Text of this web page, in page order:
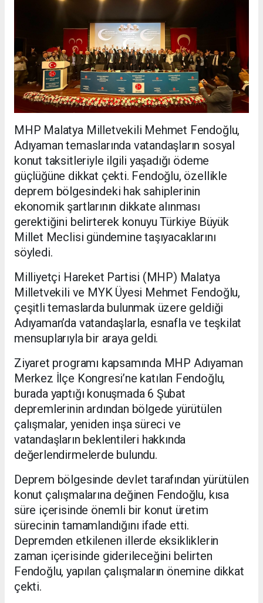
MHP Malatya Milletvekili Mehmet Fendoğlu,
Adıyaman temaslarında vatandaşların sosyal
konut taksitleriyle ilgili yaşadığı ödeme
güçlüğüne dikkat çekti. Fendoğlu, özellikle
deprem bölgesindeki hak sahiplerinin
ekonomik şartlarının dikkate alınması
gerektiğini belirterek konuyu Türkiye Büyük
Millet Meclisi gündemine taşıyacaklarını
söyledi.
Milliyetçi Hareket Partisi (MHP) Malatya
Milletvekili ve MYK Üyesi Mehmet Fendoğlu,
çeşitli temaslarda bulunmak üzere geldiği
Adıyaman’da vatandaşlarla, esnafla ve teşkilat
mensuplarıyla bir araya geldi.
Ziyaret programı kapsamında MHP Adıyaman
Merkez İlçe Kongresi’ne katılan Fendoğlu,
burada yaptığı konuşmada 6 Şubat
depremlerinin ardından bölgede yürütülen
çalışmalar, yeniden inşa süreci ve
vatandaşların beklentileri hakkında
değerlendirmelerde bulundu.
Deprem bölgesinde devlet tarafından yürütülen
konut çalışmalarına değinen Fendoğlu, kısa
süre içerisinde önemli bir konut üretim
sürecinin tamamlandığını ifade etti.
Depremden etkilenen illerde eksikliklerin
zaman içerisinde giderileceğini belirten
Fendoğlu, yapılan çalışmaların önemine dikkat
çekti.